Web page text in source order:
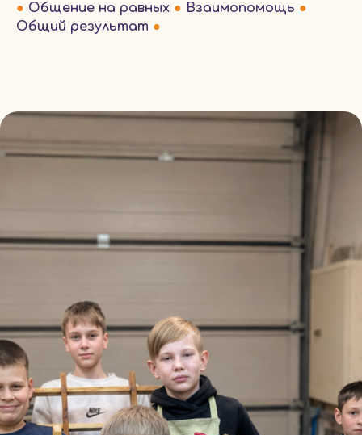
● Общение на равных ● Взаимопомощь ●
Общий результат ●